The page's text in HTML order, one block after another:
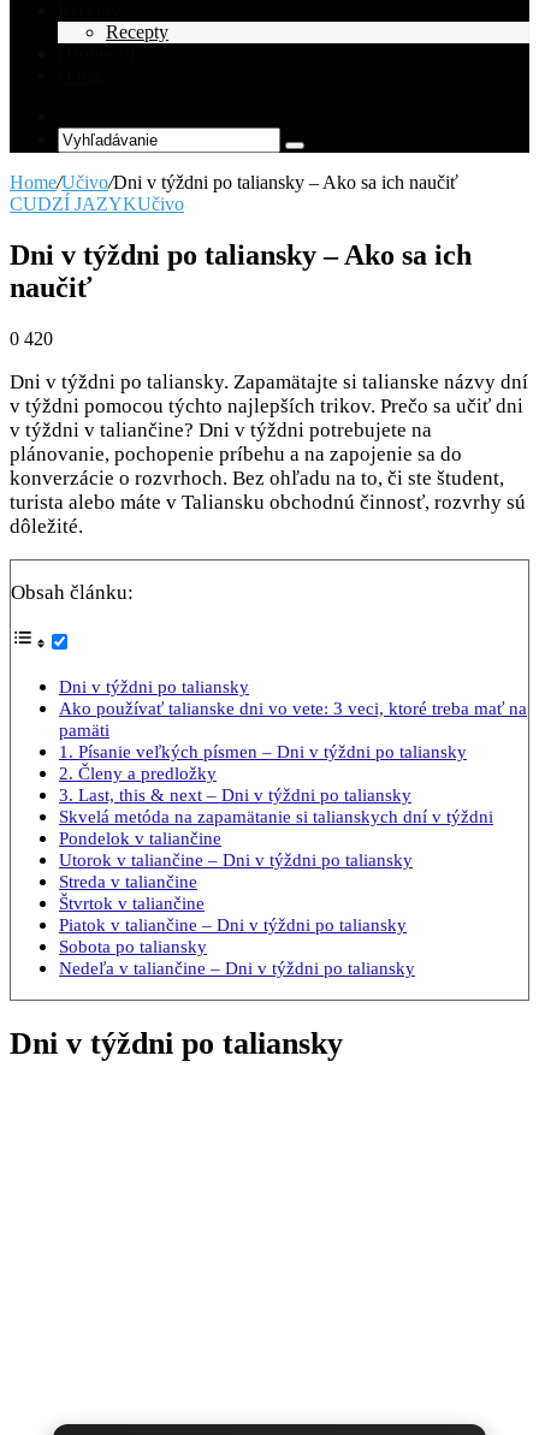
Recepty
Article
Vyhľadávanie
Home/Učivo/Dni v týždni po taliansky – Ako sa ich naučiť
CUDZÍ JAZYKUčivo
Dni v týždni po taliansky – Ako sa ich
naučiť
0 420
Dni v týždni po taliansky. Zapamätajte si talianske názvy dní
v týždni pomocou týchto najlepších trikov. Prečo sa učiť dni
v týždni v taliančine? Dni v týždni potrebujete na
plánovanie, pochopenie príbehu a na zapojenie sa do
konverzácie o rozvrhoch. Bez ohľadu na to, či ste študent,
turista alebo máte v Taliansku obchodnú činnosť, rozvrhy sú
dôležité.
Obsah článku:
Dni v týždni po taliansky
Ako používať talianske dni vo vete: 3 veci, ktoré treba mať na
pamäti
1. Písanie veľkých písmen – Dni v týždni po taliansky
2. Členy a predložky
3. Last, this & next – Dni v týždni po taliansky
Skvelá metóda na zapamätanie si talianskych dní v týždni
Pondelok v taliančine
Utorok v taliančine – Dni v týždni po taliansky
Streda v taliančine
Štvrtok v taliančine
Piatok v taliančine – Dni v týždni po taliansky
Sobota po taliansky
Nedeľa v taliančine – Dni v týždni po taliansky
Dni v týždni po taliansky